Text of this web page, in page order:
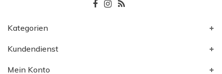
Kategorien
Kundendienst
Mein Konto